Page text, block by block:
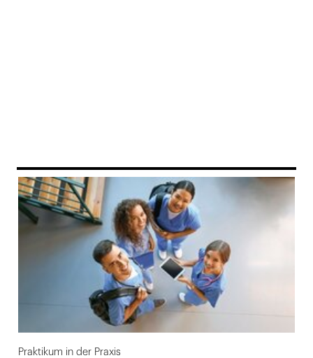
169
Praktikum in der Praxis